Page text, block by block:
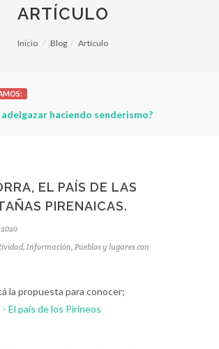
ARTÍCULO
Inicio Blog Artículo
adelgazar haciendo senderismo?
EL PAÍS DE LAS
PIRENAICAS.
, Información, Pueblos y lugares con
la propuesta para conocer;
El país de los Pirineos